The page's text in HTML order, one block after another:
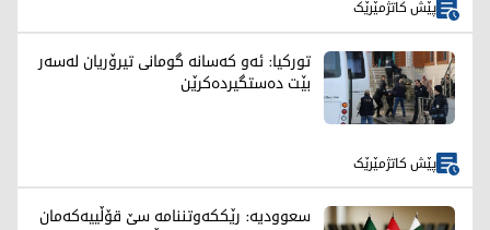
پێش کاتژمێرێک
تورکیا: ئەو کەسانە گومانی تیرۆریان لەسەر
بێت دەستگیردەکرێن
پێش کاتژمێرێک
سعوودیە: رێککەوتننامە سێ قۆڵییەکەمان